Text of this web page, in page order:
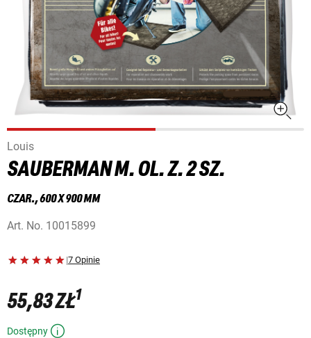
Louis
SAUBERMAN M. OL. Z. 2 SZ.
CZAR., 600 X 900 MM
Art. No. 10015899
|7 Opinie
55,83 ZŁ1
Dostępny